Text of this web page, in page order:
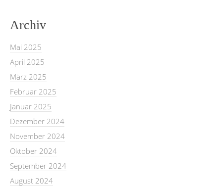
Archiv
Mai 2025
April 2025
März 2025
Februar 2025
Januar 2025
Dezember 2024
November 2024
Oktober 2024
September 2024
August 2024